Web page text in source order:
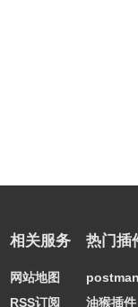
相关服务
网站地图
RSS订阅
热门插
postman
油猴插件